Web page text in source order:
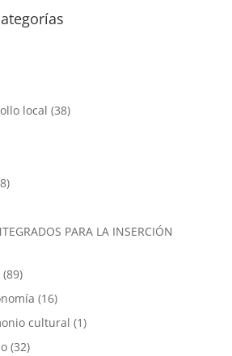
local (38)
PARA LA INSERCIÓN
(89)
(16)
cultural (1)
(32)